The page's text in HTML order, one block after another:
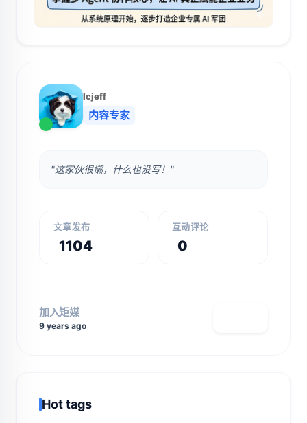
lcjeff
内容专家
"这家伙很懒，什么也没写！"
文章发布
1104
互动评论
0
加入矩媒
9 years ago
Hot tags